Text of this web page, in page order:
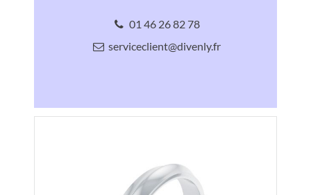
01 46 26 82 78
serviceclient@divenly.fr